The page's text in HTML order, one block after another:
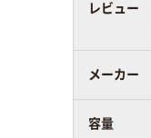
レビュー
メーカー
容量